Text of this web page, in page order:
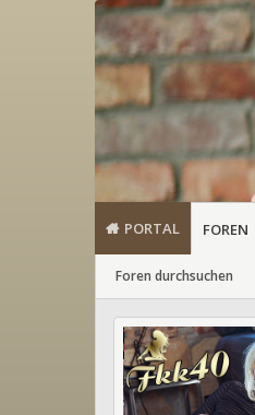
PORTAL FOREN
Foren durchsuchen